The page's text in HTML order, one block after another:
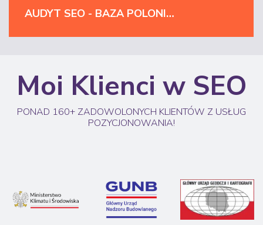
AUDYT SEO - BAZA POLONIKA | MINISTERSTWO KULTURY I DZIEDZICTWA NARODOWEGO
Moi Klienci w SEO
PONAD 160+ ZADOWOLONYCH KLIENTÓW Z USŁUG
POZYCJONOWANIA!